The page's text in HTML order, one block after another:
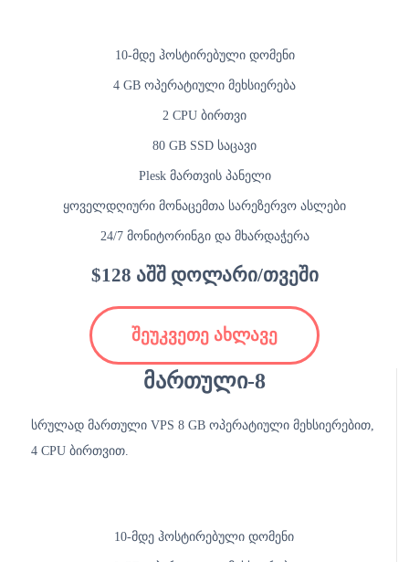
10-მდე ჰოსტირებული დომენი
4 GB ოპერატიული მეხსიერება
2 CPU ბირთვი
80 GB SSD საცავი
Plesk მართვის პანელი
ყოველდღიური მონაცემთა სარეზერვო ასლები
24/7 მონიტორინგი და მხარდაჭერა
$128 აშშ დოლარი/თვეში
შეუკვეთე ახლავე
მართული-8
სრულად მართული VPS 8 GB ოპერატიული მეხსიერებით,
4 CPU ბირთვით.
10-მდე ჰოსტირებული დომენი